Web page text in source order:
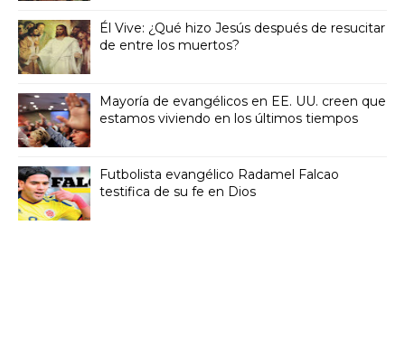
Él Vive: ¿Qué hizo Jesús después de resucitar
de entre los muertos?
Mayoría de evangélicos en EE. UU. creen que
estamos viviendo en los últimos tiempos
Futbolista evangélico Radamel Falcao
testifica de su fe en Dios